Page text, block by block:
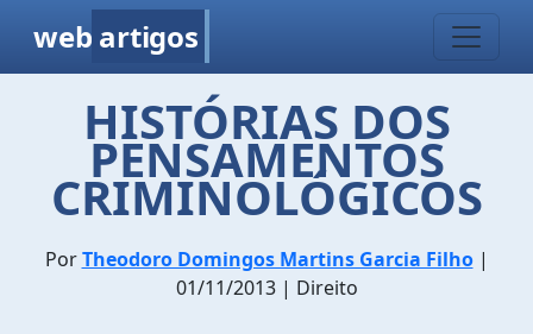
web artigos
HISTÓRIAS DOS
PENSAMENTOS
CRIMINOLÓGICOS
PorTheodoro Domingos Martins Garcia Filho|
01/11/2013 | Direito